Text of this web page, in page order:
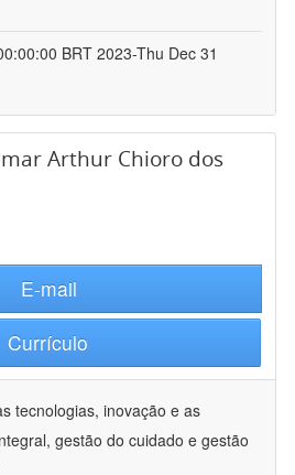
BRT 2023-Thu Dec 31
Arthur Chioro dos
E-mail
Currículo
tecnologias, inovação e as
gestão do cuidado e gestão